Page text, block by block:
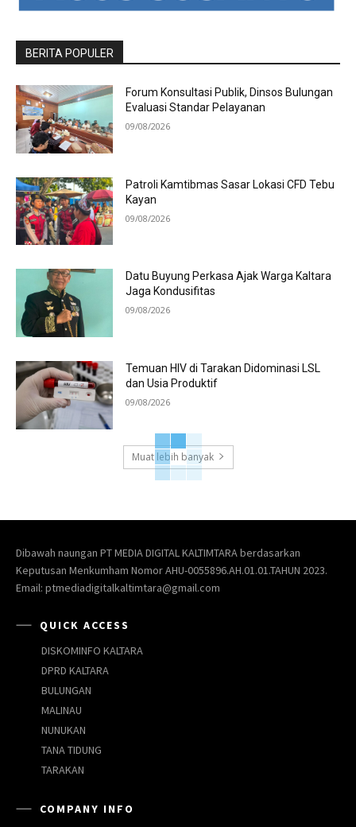
BERITA POPULER
Forum Konsultasi Publik, Dinsos Bulungan
Evaluasi Standar Pelayanan
09/08/2026
Patroli Kamtibmas Sasar Lokasi CFD Tebu
Kayan
09/08/2026
Datu Buyung Perkasa Ajak Warga Kaltara
Jaga Kondusifitas
09/08/2026
Temuan HIV di Tarakan Didominasi LSL
dan Usia Produktif
09/08/2026
Muat lebih banyak
Dibawah naungan PT MEDIA DIGITAL KALTIMTARA berdasarkan
Keputusan Menkumham Nomor AHU-0055896.AH.01.01.TAHUN 2023.
Email: ptmediadigitalkaltimtara@gmail.com
QUICK ACCESS
DISKOMINFO KALTARA
DPRD KALTARA
BULUNGAN
MALINAU
NUNUKAN
TANA TIDUNG
TARAKAN
COMPANY INFO